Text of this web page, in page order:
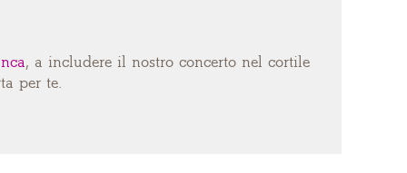
, a includere il nostro concerto nel cortile
per te.